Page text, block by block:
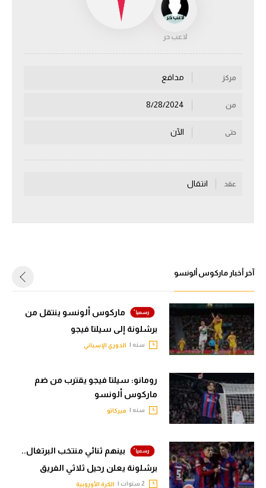
دوري أبطال إفريقيا
أقسام
منتخب مصر
القسم الثاني
رياضات أخرى
أمم إفريقيا
كرة السلة الأمريكية
كرة سلة
كرة طائرة
الوطن العربي
لاعب حر
مركز مدافع
من
حتى الآن
عقد انتقال
آخر أخبار ماركوس ألونسو
ماركوس ألونسو ينتقل من
برشلونة إلى سيلتا فيجو
سنه | الدوري الإسباني
رومانو: سيلتا فيجو يقترب من ضم
ماركوس ألونسو
سنه | ميركاتو
بينهم ثنائي منتخب البرتغال..
برشلونة يعلن رحيل ثلاثي الفريق
الكرة الأوروبية